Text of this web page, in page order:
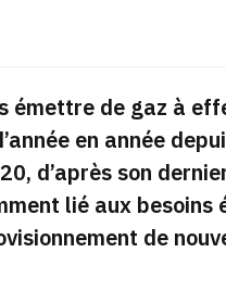
émettre de gaz à
en année
d’après son
lié aux besoins
de